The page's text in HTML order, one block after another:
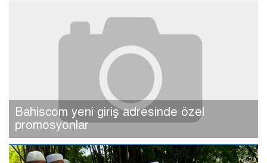
Bahiscom yeni giriş adresinde özel
promosyonlar